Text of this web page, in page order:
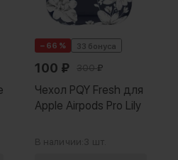
− 66 % 33 бонуса
100 ₽ 300₽
Чехол PQY Fresh для
Apple Airpods Pro Lily
В наличии: 3 шт.